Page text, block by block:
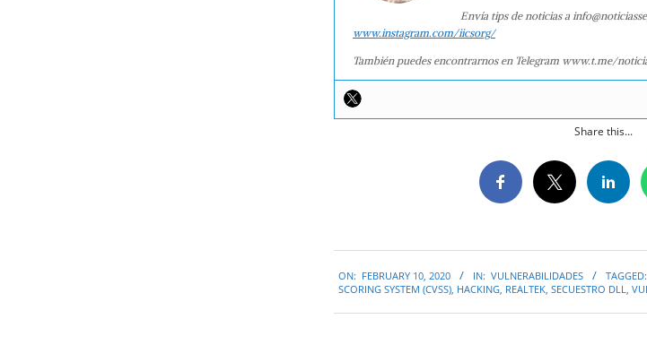
Envía tips de noticias a
www.instagram.com/iicsorg/
También puedes encontrarnos en Telegram www.t.me/
Share this...
02-
ON: FEBRUARY 10, 2020 IN: VULNERABILIDADES TAGGED:
SCORING SYSTEM (CVSS) HACKING REALTEK SECUESTRO DLL